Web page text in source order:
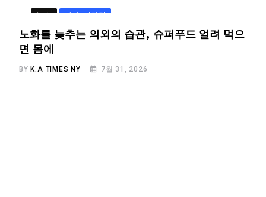
뉴스 라이프/건강
노화를 늦추는 의외의 습관, 슈퍼푸드 얼려 먹으
면 몸에
BYK.A TIMES NY 7월 31, 2026